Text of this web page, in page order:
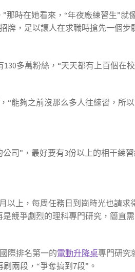
時在她看來，“年夜廠練習生”就
牌，足以讓人在求職時搶先一個步
多萬粉絲，“天天都有上百個在
夠之前沒那么多人往練習，所
”，最好要有3份以上的相干練
上，每周任務日到崗時光也請求
競爭劇烈的理科專門研究，簡直
際排名第一的電動升降桌專門研究
兩段，“爭奪搞到7段”。